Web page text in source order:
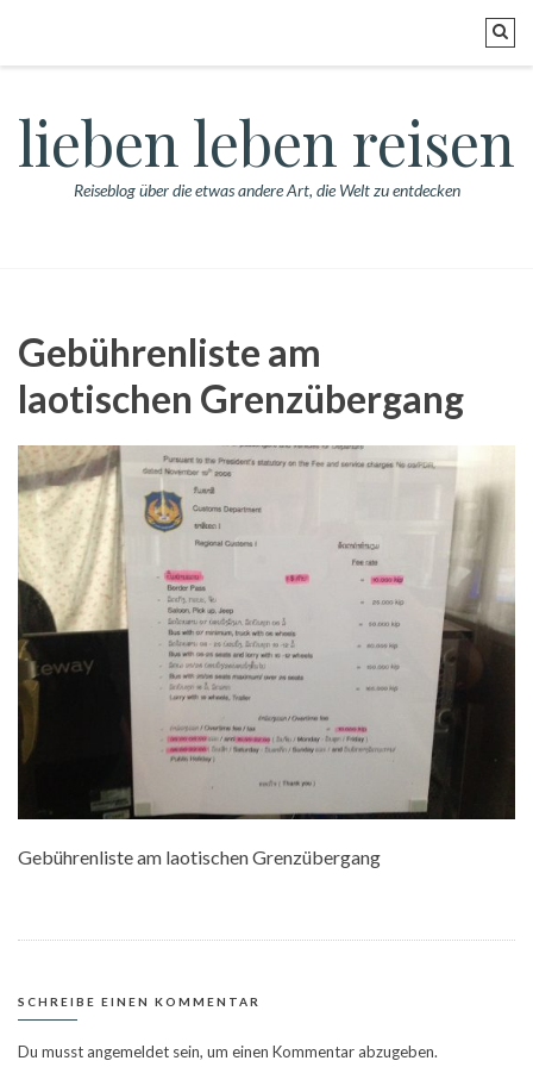
lieben leben reisen
Reiseblog über die etwas andere Art, die Welt zu entdecken
Gebührenliste am
laotischen Grenzübergang
Gebührenliste am laotischen Grenzübergang
SCHREIBE EINEN KOMMENTAR
Du musst angemeldet sein, um einen Kommentar abzugeben.